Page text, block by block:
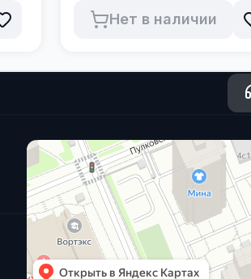
Нет в наличии